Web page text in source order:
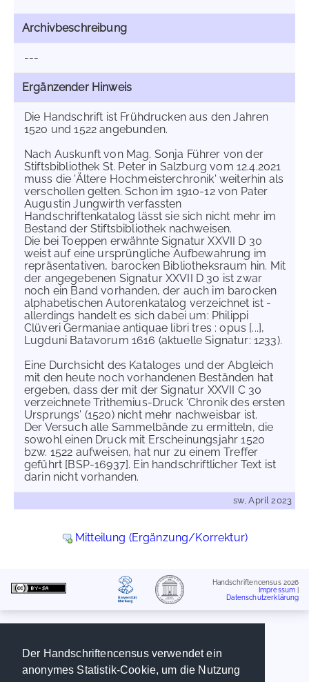
Der Handschriftencensus verwendet ein
anonymes Statistik-Cookie, um die Nutzung
Archivbeschreibung
---
Ergänzender Hinweis
Die Handschrift ist Frühdrucken aus den Jahren
1520 und 1522 angebunden.
Nach Auskunft von Mag. Sonja Führer von der
Stiftsbibliothek St. Peter in Salzburg vom 12.4.2021
muss die 'Ältere Hochmeisterchronik' weiterhin als
verschollen gelten. Schon im 1910-12 von Pater
Augustin Jungwirth verfassten
Handschriftenkatalog lässt sie sich nicht mehr im
Bestand der Stiftsbibliothek nachweisen.
Die bei Toeppen erwähnte Signatur XXVII D 30
weist auf eine ursprüngliche Aufbewahrung im
repräsentativen, barocken Bibliotheksraum hin. Mit
der angegebenen Signatur XXVII D 30 ist zwar
noch ein Band vorhanden, der auch im barocken
alphabetischen Autorenkatalog verzeichnet ist -
allerdings handelt es sich dabei um: Philippi
Clüveri Germaniae antiquae libri tres : opus [...],
Lugduni Batavorum 1616 (aktuelle Signatur: 1233).
Eine Durchsicht des Kataloges und der Abgleich
mit den heute noch vorhandenen Beständen hat
ergeben, dass der mit der Signatur XXVII C 30
verzeichnete Trithemius-Druck 'Chronik des ersten
Ursprungs' (1520) nicht mehr nachweisbar ist.
Der Versuch alle Sammelbände zu ermitteln, die
sowohl einen Druck mit Erscheinungsjahr 1520
bzw. 1522 aufweisen, hat nur zu einem Treffer
geführt [BSP-16937]. Ein handschriftlicher Text ist
darin nicht vorhanden.
sw, April 2023
Mitteilung (Ergänzung/Korrektur)
Handschriftencensus 2026
Impressum
Datenschutzerklärung